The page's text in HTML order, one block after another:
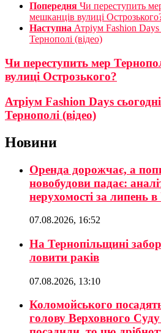
Попередня Чи переступить
мешканців вулиці
Наступна Атріум Fashion Days
Тернополі (відео)
Чи переступить мер
вулиці Острозького?
Атріум Fashion Days
Тернополі (відео)
Новини
Оренда дорожчає, а
новобудови падає:
нерухомості за липень в
07.08.2026, 16:52
На Тернопільщині
ловити раків
07.08.2026, 13:10
Коломойського
голову Верховного